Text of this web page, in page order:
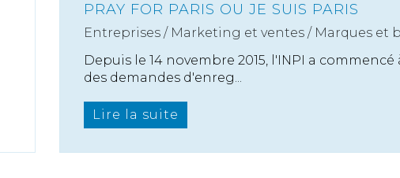
PRAY FOR PARIS OU JE SUIS PARIS
Entreprises / Marketing et ventes / Marques et
Depuis le 14 novembre 2015, l'INPI a commencé
des demandes d'enreg...
Lire la suite